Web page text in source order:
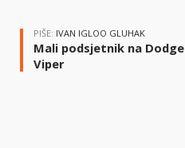
PIŠE: IVAN IGLOO GLUHAK
Mali podsjetnik na Dodge
Viper